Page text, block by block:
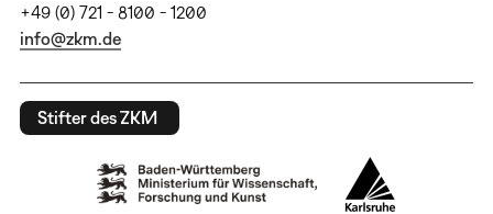
+49 (0) 721 - 8100 - 1200
info@zkm.de
Stifter des ZKM